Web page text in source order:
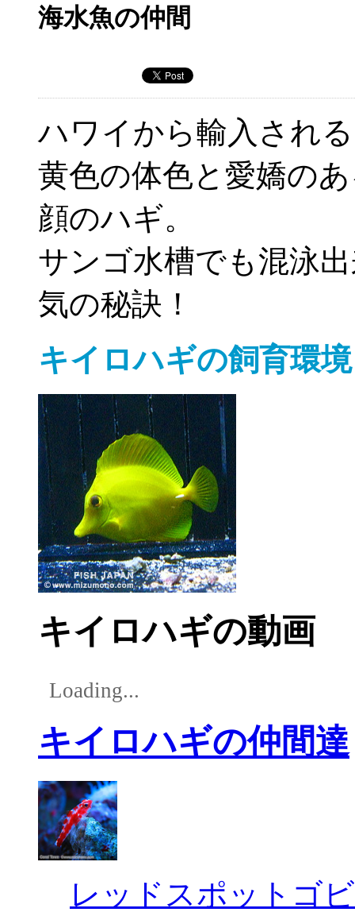
海水魚の仲間
ハワイから輸入される
黄色の体色と愛嬌の
顔のハギ。
サンゴ水槽でも混泳
気の秘訣！
キイロハギの飼育環境
キイロハギの動画
Loading...
キイロハギの仲間達
レッドスポットゴ